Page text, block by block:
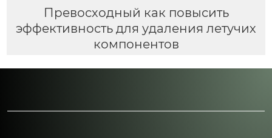
Превосходный как повысить
эффективность для удаления летучих
компонентов